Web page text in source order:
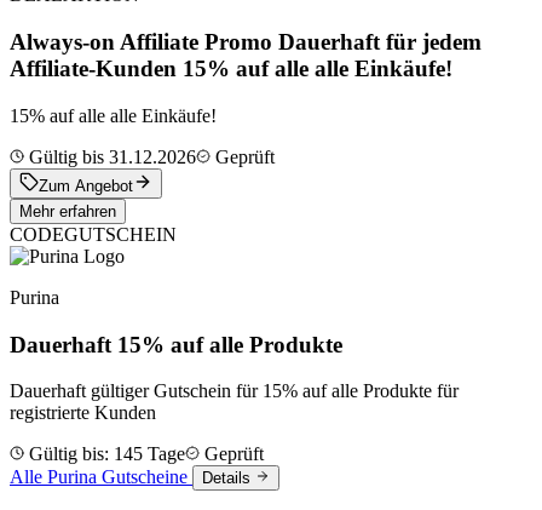
Always-on Affiliate Promo Dauerhaft für jedem
Affiliate-Kunden 15% auf alle alle Einkäufe!
15% auf alle alle Einkäufe!
Gültig bis 31.12.2026
Geprüft
Zum Angebot
Mehr erfahren
CODEGUTSCHEIN
Purina
Dauerhaft 15% auf alle Produkte
Dauerhaft gültiger Gutschein für 15% auf alle Produkte für
registrierte Kunden
Gültig bis: 145 Tage
Geprüft
Alle Purina Gutscheine
Details